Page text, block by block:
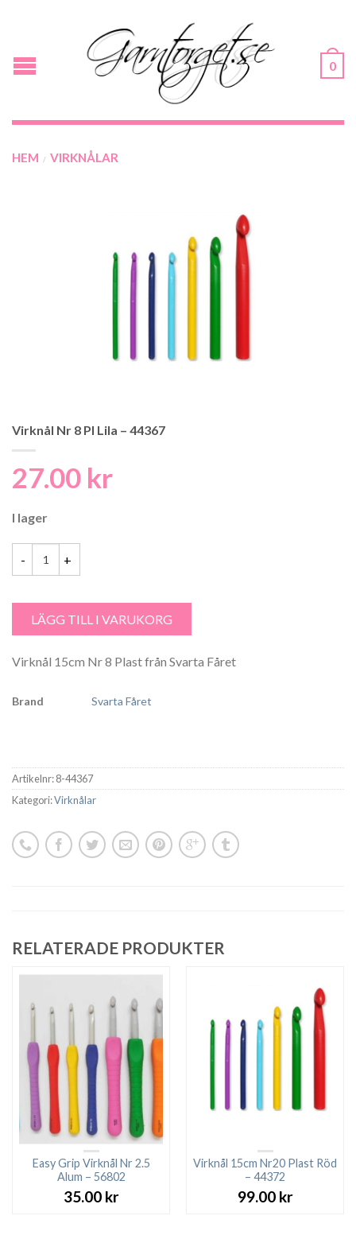
0
HEM / VIRKNÅLAR
Virknål Nr 8 Pl Lila – 44367
27.00 kr
I lager
LÄGG TILL I VARUKORG
Virknål 15cm Nr 8 Plast från Svarta Fåret
Brand Svarta Fåret
Artikelnr:8-44367
Kategori:Virknålar
RELATERADE PRODUKTER
Easy Grip Virknål Nr 2.5
Alum – 56802
35.00 kr
Virknål 15cm Nr20 Plast Röd
– 44372
99.00 kr